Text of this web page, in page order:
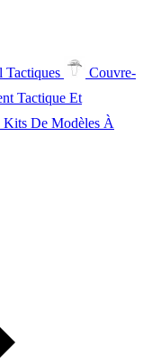
Tactiques
Couvre-
Tactique Et
Kits De Modèles À